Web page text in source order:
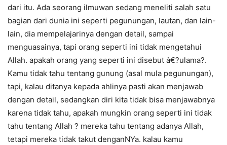
dari itu. Ada seorang ilmuwan sedang meneliti salah satu
bagian dari dunia ini seperti pegunungan, lautan, dan lain-
lain, dia mempelajarinya dengan detail, sampai
menguasainya, tapi orang seperti ini tidak mengetahui
Allah. apakah orang yang seperti ini disebut â€?ulama?.
Kamu tidak tahu tentang gunung (asal mula pegunungan),
tapi, kalau ditanya kepada ahlinya pasti akan menjawab
dengan detail, sedangkan diri kita tidak bisa menjawabnya
karena tidak tahu, apakah mungkin orang seperti ini tidak
tahu tentang Allah ? mereka tahu tentang adanya Allah,
tetapi mereka tidak takut denganNYa. kalau kamu